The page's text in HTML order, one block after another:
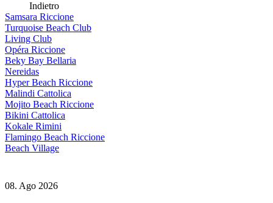
Indietro
Samsara Riccione
Turquoise Beach Club
Living Club
Opéra Riccione
Beky Bay Bellaria
Nereidas
Hyper Beach Riccione
Malindi Cattolica
Mojito Beach Riccione
Bikini Cattolica
Kokale Rimini
Flamingo Beach Riccione
Beach Village
08. Ago 2026